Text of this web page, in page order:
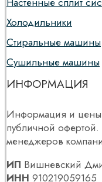
Холодильники
Стиральные машины
Сушильные машины
ИНФОРМАЦИЯ
Информация и цены
публичной
менеджеров
ИП Вишневский
ИНН 910219059165